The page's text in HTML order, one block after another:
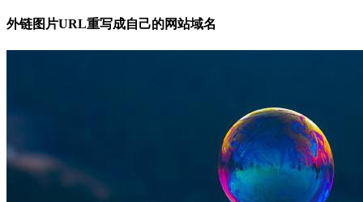
外链图片URL重写成自己的网站域名